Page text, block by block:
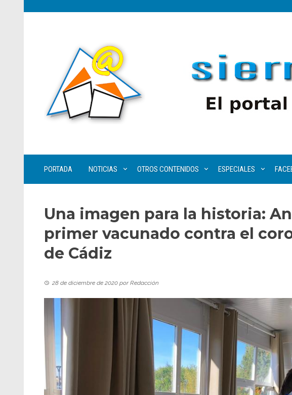
PORTADA NOTICIAS OTROS CONTENIDOS ESPECIALES
Una imagen para la historia:
primer vacunado contra el
de Cádiz
28 de diciembre de 2020 porRedacción